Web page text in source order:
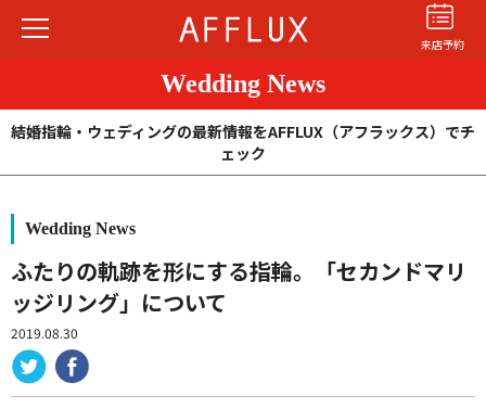
来店予約
セットリング
商品カテゴリ
ショップ
AFFLUXについて
Wedding News
結婚指輪・ウェディングの最新情報をAFFLUX（アフラックス）でチ
ェック
Wedding News
ふたりの軌跡を形にする指輪。「セカンドマリ
ッジリング」について
2019.08.30